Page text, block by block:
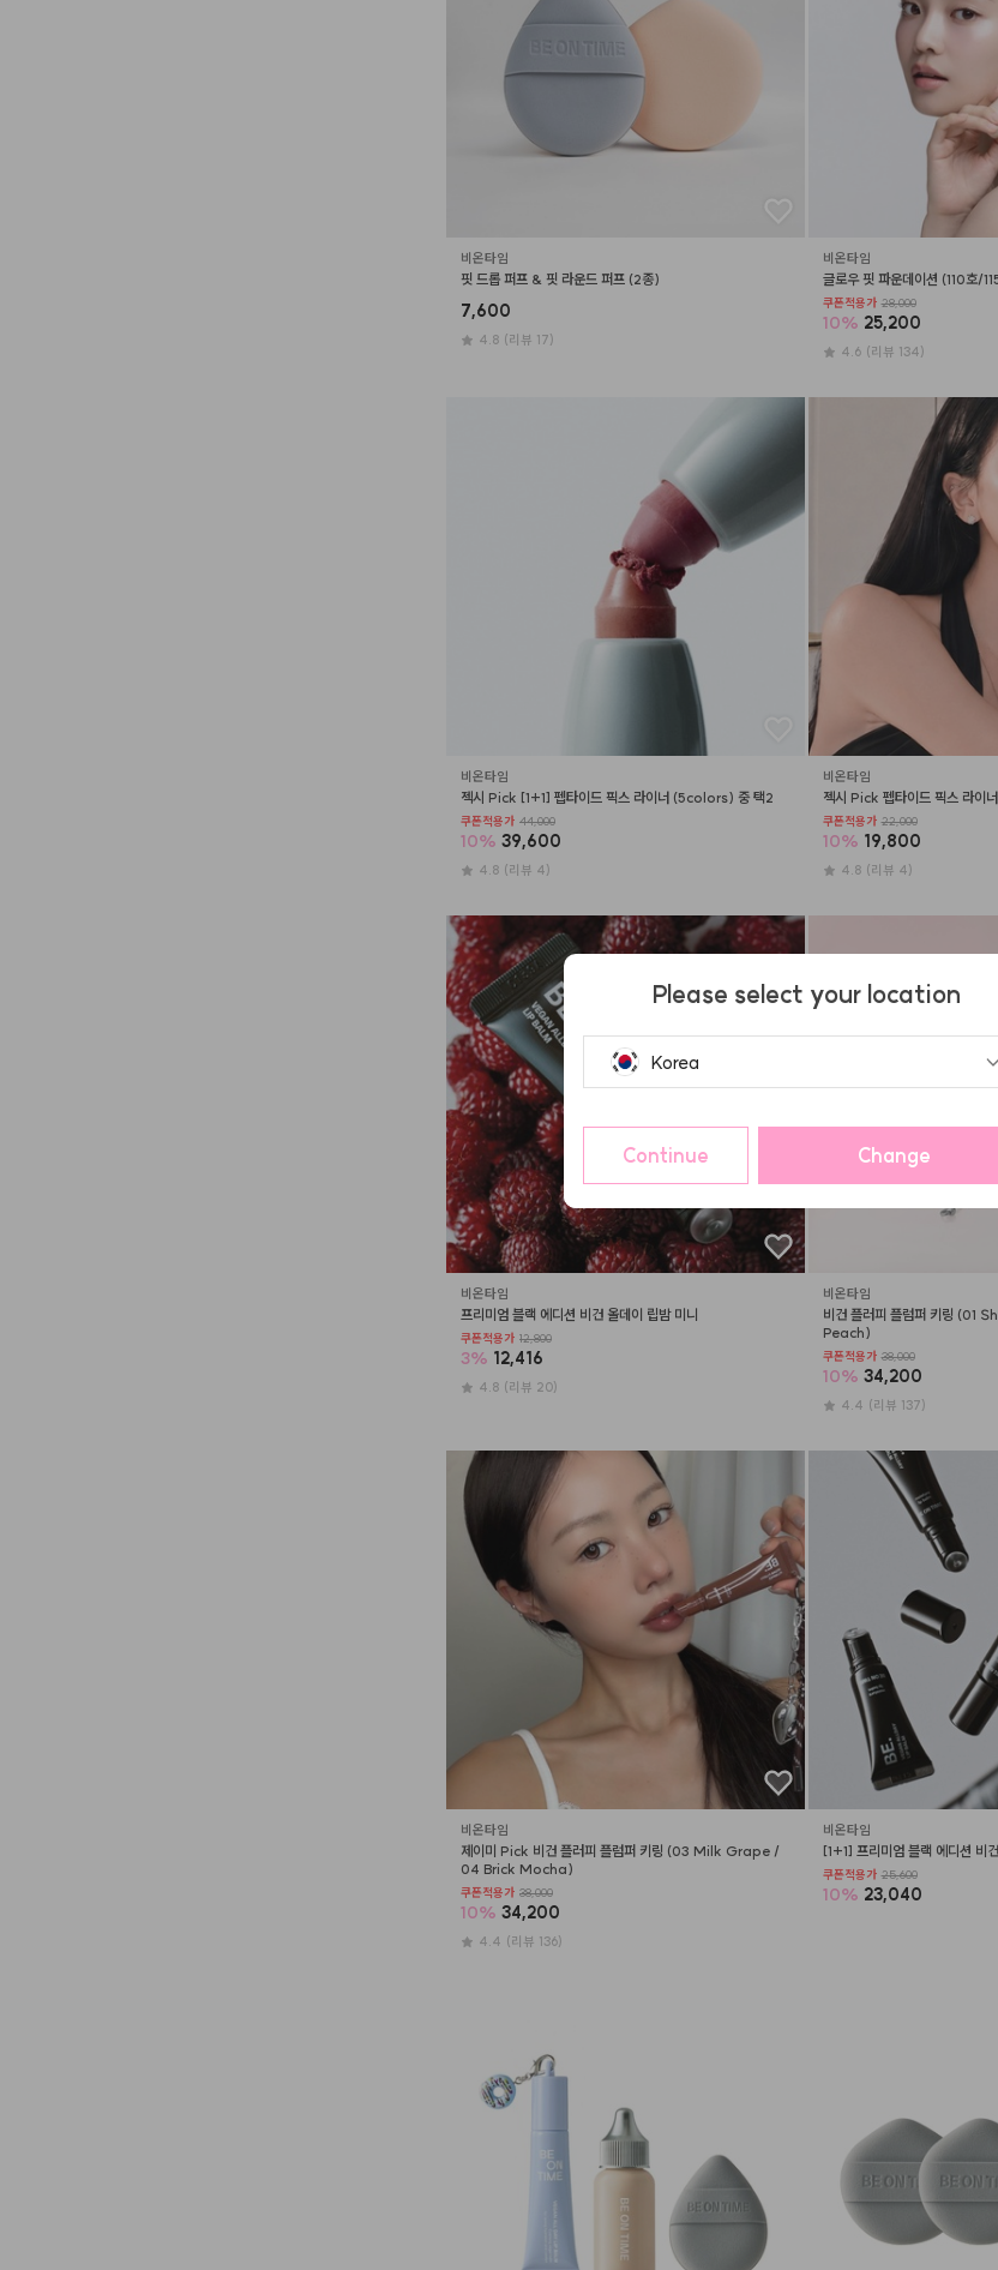
비온타임
핏 드롭 퍼프 & 핏 라운드 퍼프 (2종)
7,600
4.8 (리뷰 17)
비온타임
글로우 핏 파운데이션 (110호/
쿠폰적용가 28,000
10% 25,200
4.6 (리뷰 134)
비온타임
젝시 Pick [1+1] 펩타이드 픽스 라이너 (5colors) 중 택2
쿠폰적용가 44,000
10% 39,600
4.8 (리뷰 4)
비온타임
젝시 Pick 펩타이드 픽스 라
쿠폰적용가 22,000
10% 19,800
4.8 (리뷰 4)
비온타임
프리미엄 블랙 에디션 비건 올데이 립밤 미니
쿠폰적용가 12,800
3% 12,416
4.8 (리뷰 20)
비온타임
비건 플러피 플럼퍼 키링
Peach)
쿠폰적용가 38,000
10% 34,200
4.4 (리뷰 137)
비온타임
제이미 Pick 비건 플러피 플럼퍼 키링 (03 Milk Grape /
04 Brick Mocha)
쿠폰적용가 38,000
10% 34,200
4.4 (리뷰 136)
비온타임
[1+1] 프리미엄 블랙 에디션 비
쿠폰적용가 25,600
10% 23,040
Please select your location
Korea
Continue Change